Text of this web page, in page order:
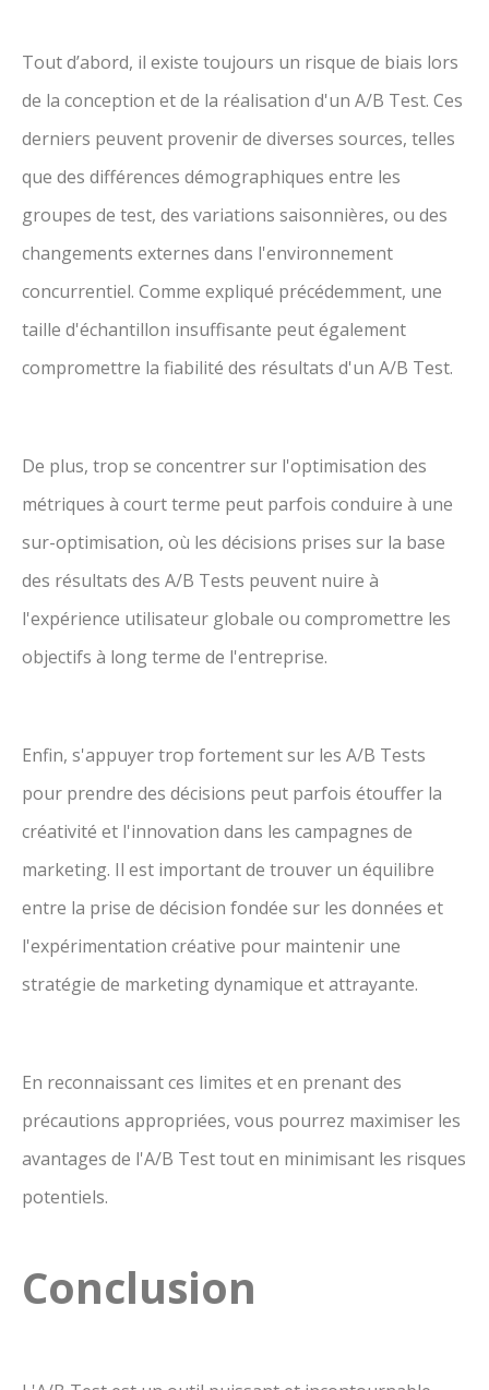
Tout d’abord, il existe toujours un risque de biais lors
de la conception et de la réalisation d'un A/B Test. Ces
derniers peuvent provenir de diverses sources, telles
que des différences démographiques entre les
groupes de test, des variations saisonnières, ou des
changements externes dans l'environnement
concurrentiel. Comme expliqué précédemment, une
taille d'échantillon insuffisante peut également
compromettre la fiabilité des résultats d'un A/B Test.
De plus, trop se concentrer sur l'optimisation des
métriques à court terme peut parfois conduire à une
sur-optimisation, où les décisions prises sur la base
des résultats des A/B Tests peuvent nuire à
l'expérience utilisateur globale ou compromettre les
objectifs à long terme de l'entreprise.
Enfin, s'appuyer trop fortement sur les A/B Tests
pour prendre des décisions peut parfois étouffer la
créativité et l'innovation dans les campagnes de
marketing. Il est important de trouver un équilibre
entre la prise de décision fondée sur les données et
l'expérimentation créative pour maintenir une
stratégie de marketing dynamique et attrayante.
En reconnaissant ces limites et en prenant des
précautions appropriées, vous pourrez maximiser les
avantages de l'A/B Test tout en minimisant les risques
potentiels.
Conclusion